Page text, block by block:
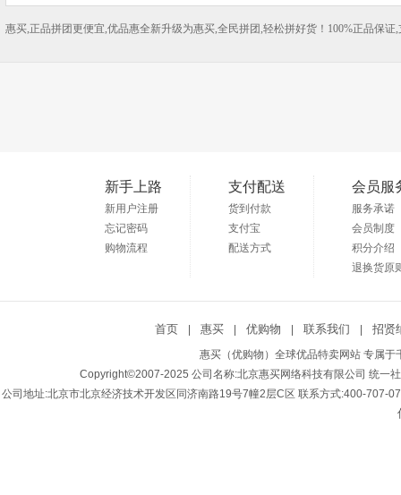
惠买,正品拼团更便宜,优品惠全新升级为惠买,全民拼团,轻松拼好货！100%正品保证
新手上路
新用户注册
忘记密码
购物流程
支付配送
货到付款
支付宝
配送方式
会员服
服务承诺
会员制度
积分介绍
退换货原
首页 惠买 优购物 联系我们 招贤
惠买（优购物）全球优品特卖网站 专属
Copyright©2007-2025 公司名称:北京惠买网络科技有限公司 统一
公司地址:北京市北京经济技术开发区同济南路19号7幢2层C区 联系方式:400-707-